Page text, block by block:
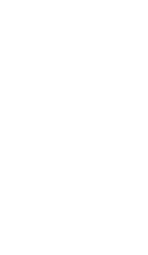
address is
if you're testing